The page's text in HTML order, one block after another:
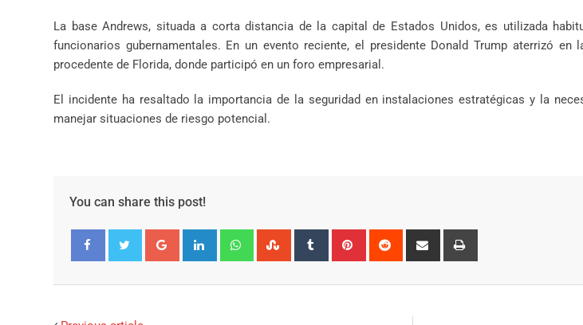
La base Andrews, situada a corta distancia de la capital de Estados Unidos, es utilizada
funcionarios gubernamentales. En un evento reciente, el presidente Donald Trump aterrizó en
procedente de Florida, donde participó en un foro empresarial.
El incidente ha resaltado la importancia de la seguridad en instalaciones estratégicas y la
manejar situaciones de riesgo potencial.
You can share this post!
Google+ LinkedIn WhatsappStumbleUpon
Tumblr Pinterest Reddit
Share